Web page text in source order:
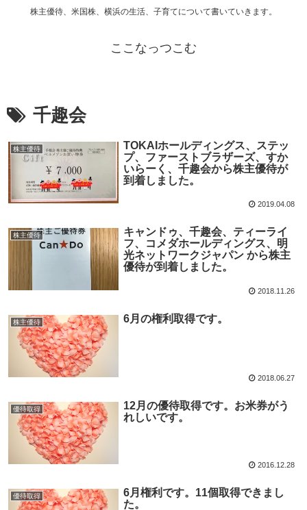
株主優待、米国株、横浜の生活、子育てについて書いていきます。
ここなっつこむ
千趣会
株主優待
TOKAIホールディングス、ステッ
プ、ファーストブラザーズ、すか
いらーく、千趣会から株主優待が
到着しました。
2019.04.08
株主優待
キャンドゥ、千趣会、ティーライ
フ、コメダホールディングス、明
光ネットワークジャパン から株主
優待が到着しました。
2018.11.26
株主優待 6月の権利取得です。
2018.06.27
優待取得
12月の優待取得です。お米券がう
れしいです。
2016.12.28
優待取得
6月権利です。11個取得できまし
た。